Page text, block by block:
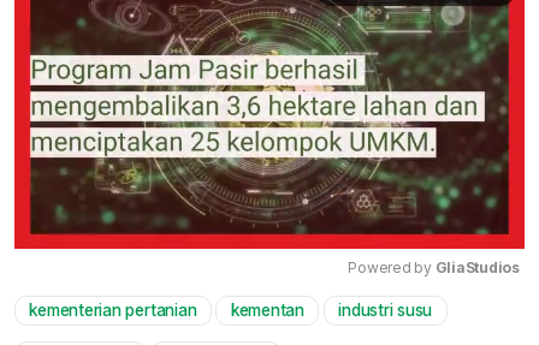
Mute
Powered by GliaStudios
kementerian pertanian kementan industri susu